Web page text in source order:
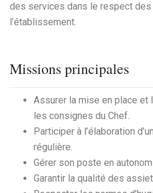
des services dans le respect
l’établissement.
Missions principales
Assurer la mise en place et
les consignes du Chef.
Participer à l’élaboration
régulière.
Gérer son poste en
Garantir la qualité des